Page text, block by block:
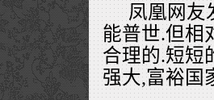
凤凰网友
能普世.但相
合理的.短短
强大,富裕国